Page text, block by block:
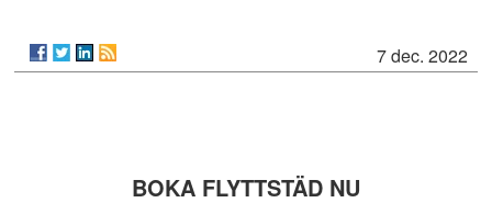
7 dec. 2022
BOKA FLYTTSTÄD NU